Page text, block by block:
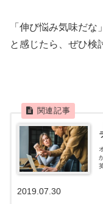
「伸び悩み気味だな
と感じたら、ぜひ検
2019.07.30